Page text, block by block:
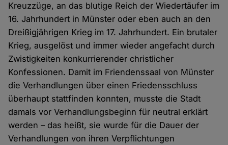
Kreuzzüge, an das blutige Reich der Wiedertäufer im
16. Jahrhundert in Münster oder eben auch an den
Dreißigjährigen Krieg im 17. Jahrhundert. Ein brutaler
Krieg, ausgelöst und immer wieder angefacht durch
Zwistigkeiten konkurrierender christlicher
Konfessionen. Damit im Friendenssaal von Münster
die Verhandlungen über einen Friedensschluss
überhaupt stattfinden konnten, musste die Stadt
damals vor Verhandlungsbeginn für neutral erklärt
werden – das heißt, sie wurde für die Dauer der
Verhandlungen von ihren Verpflichtungen